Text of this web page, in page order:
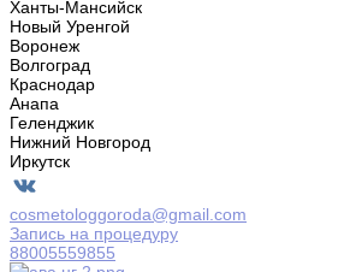
Ханты-Мансийск
Новый Уренгой
Воронеж
Волгоград
Краснодар
Анапа
Геленджик
Нижний Новгород
Иркутск
cosmetologgoroda@gmail.com
Запись на процедуру
88005559855